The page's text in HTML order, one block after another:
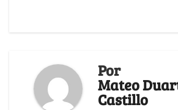
Por
Mateo
Castillo